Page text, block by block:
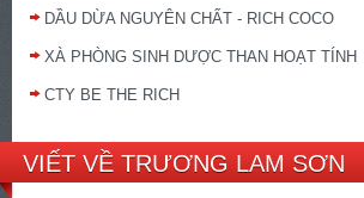
DẦU DỪA NGUYÊN CHẤT - RICH COCO
XÀ PHÒNG SINH DƯỢC THAN HOẠT TÍNH
CTY BE THE RICH
VIẾT VỀ TRƯƠNG LAM SƠN